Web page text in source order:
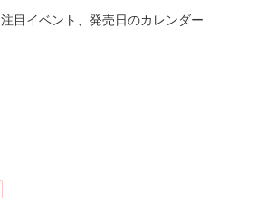
注目イベント、発売日のカレンダー